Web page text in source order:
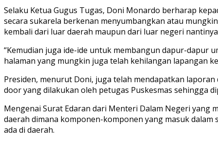
Selaku Ketua Gugus Tugas, Doni Monardo berharap
secara sukarela berkenan menyumbangkan atau
kembali dari luar daerah maupun dari luar negeri
“Kemudian juga ide-ide untuk membangun dapur-dapur
halaman yang mungkin juga telah kehilangan lapangan
Presiden, menurut Doni, juga telah mendapatkan
door yang dilakukan oleh petugas Puskesmas sehingga
Mengenai Surat Edaran dari Menteri Dalam Negeri yang
daerah dimana komponen-komponen yang masuk
ada di daerah.